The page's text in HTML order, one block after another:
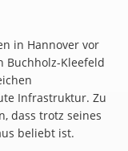
in Hannover vor
Buchholz-Kleefeld
Infrastruktur. Zu
dass trotz seines
beliebt ist.